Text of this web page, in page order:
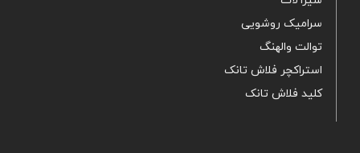
سرامیک روشویی
توالت والهنگ
استراکچر فلاش تانک
کلید فلاش تانک